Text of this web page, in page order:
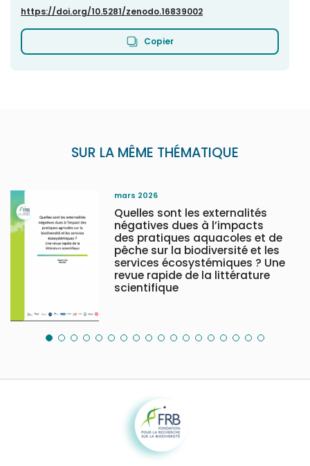
https://doi.org/10.5281/zenodo.16839002
Copier
SUR LA MÊME THÉMATIQUE
mars 2026
Quelles sont les externalités
négatives dues à l’impacts
des pratiques aquacoles et de
pêche sur la biodiversité et les
services écosystémiques ? Une
revue rapide de la littérature
scientifique
Fondation pour la recherche sur la biodiversité